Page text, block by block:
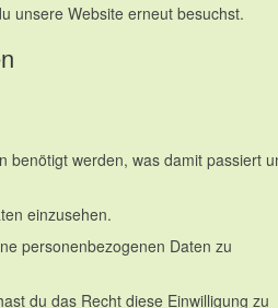
unsere Website erneut besuchst.
benötigt werden, was damit passiert
einzusehen.
personenbezogenen Daten zu
du das Recht diese Einwilligung zu